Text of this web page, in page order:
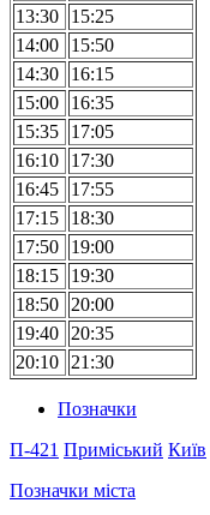
13:30
15:25
14:00
15:50
14:30
16:15
15:00
16:35
15:35
17:05
16:10
17:30
16:45
17:55
17:15
18:30
17:50
19:00
18:15
19:30
18:50
20:00
19:40
20:35
20:10
21:30
Позначки
П-421 Приміський Київ
Позначки міста